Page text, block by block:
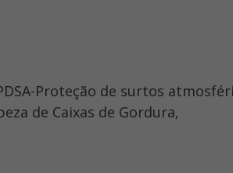
PDSA-Proteção de surtos
de Caixas de Gordura,